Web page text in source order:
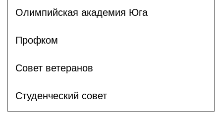
Олимпийская академия Юга
Профком
Совет ветеранов
Студенческий совет